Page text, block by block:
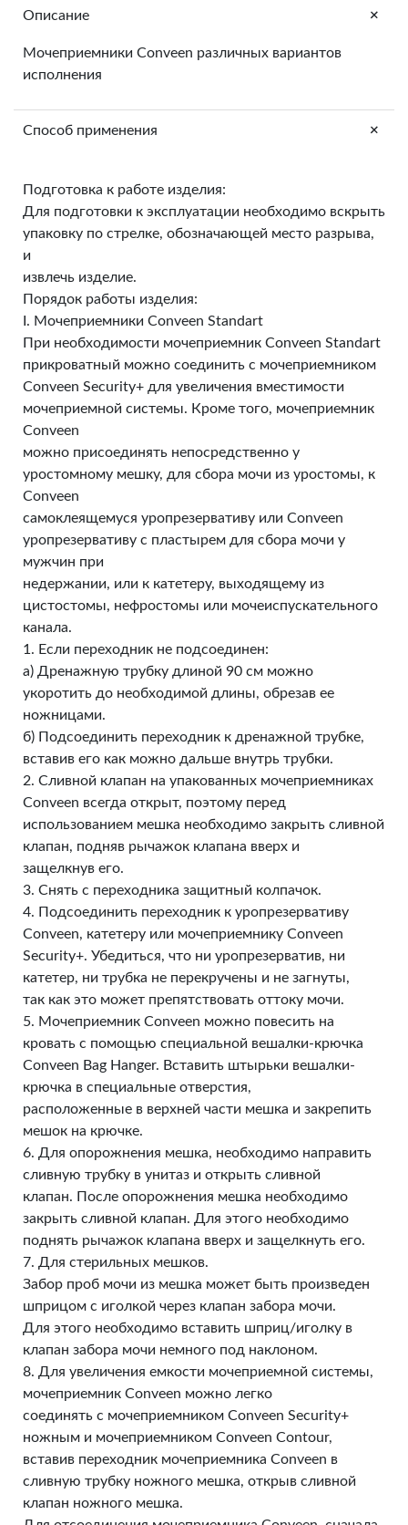
Описание +
Мочеприемники Conveen различных вариантов
исполнения
Способ применения +
Подготовка к работе изделия:
Для подготовки к эксплуатации необходимо вскрыть
упаковку по стрелке, обозначающей место разрыва,
и
извлечь изделие.
Порядок работы изделия:
I. Мочеприемники Conveen Standart
При необходимости мочеприемник Conveen Standart
прикроватный можно соединить с мочеприемником
Conveen Security+ для увеличения вместимости
мочеприемной системы. Кроме того, мочеприемник
Conveen
можно присоединять непосредственно у
уростомному мешку, для сбора мочи из уростомы, к
Conveen
самоклеящемуся уропрезервативу или Conveen
уропрезервативу с пластырем для сбора мочи у
мужчин при
недержании, или к катетеру, выходящему из
цистостомы, нефростомы или мочеиспускательного
канала.
1. Если переходник не подсоединен:
а) Дренажную трубку длиной 90 см можно
укоротить до необходимой длины, обрезав ее
ножницами.
б) Подсоединить переходник к дренажной трубке,
вставив его как можно дальше внутрь трубки.
2. Сливной клапан на упакованных мочеприемниках
Conveen всегда открыт, поэтому перед
использованием мешка необходимо закрыть сливной
клапан, подняв рычажок клапана вверх и
защелкнув его.
3. Снять с переходника защитный колпачок.
4. Подсоединить переходник к уропрезервативу
Conveen, катетеру или мочеприемнику Conveen
Security+. Убедиться, что ни уропрезерватив, ни
катетер, ни трубка не перекручены и не загнуты,
так как это может препятствовать оттоку мочи.
5. Мочеприемник Conveen можно повесить на
кровать с помощью специальной вешалки-крючка
Conveen Bag Hanger. Вставить штырьки вешалки-
крючка в специальные отверстия,
расположенные в верхней части мешка и закрепить
мешок на крючке.
6. Для опорожнения мешка, необходимо направить
сливную трубку в унитаз и открыть сливной
клапан. После опорожнения мешка необходимо
закрыть сливной клапан. Для этого необходимо
поднять рычажок клапана вверх и защелкнуть его.
7. Для стерильных мешков.
Забор проб мочи из мешка может быть произведен
шприцом с иголкой через клапан забора мочи.
Для этого необходимо вставить шприц/иголку в
клапан забора мочи немного под наклоном.
8. Для увеличения емкости мочеприемной системы,
мочеприемник Conveen можно легко
соединять с мочеприемником Conveen Security+
ножным и мочеприемником Conveen Contour,
вставив переходник мочеприемника Conveen в
сливную трубку ножного мешка, открыв сливной
клапан ножного мешка.